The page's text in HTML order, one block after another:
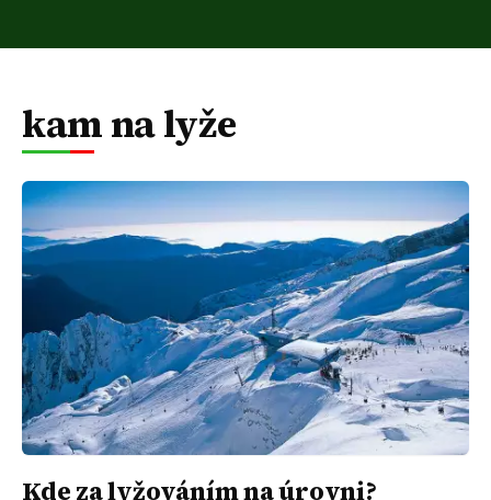
kam na lyže
Kde za lyžováním na úrovni?